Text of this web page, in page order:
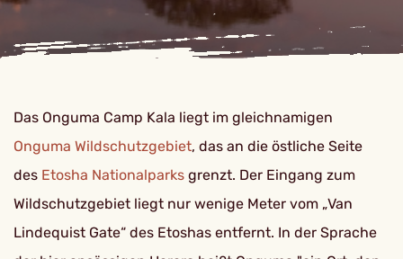
Das Onguma Camp Kala liegt im gleichnamigen
Onguma Wildschutzgebiet, das an die östliche Seite
des Etosha Nationalparks grenzt. Der Eingang zum
Wildschutzgebiet liegt nur wenige Meter vom „Van
Lindequist Gate“ des Etoshas entfernt. In der Sprache